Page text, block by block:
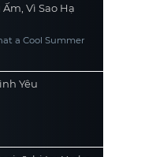
Vì Sao Hạ
a Cool Summer
Yêu